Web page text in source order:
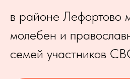
в районе Лефортово
молебен и
семей участников